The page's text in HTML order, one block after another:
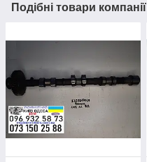
Подібні товари компанії